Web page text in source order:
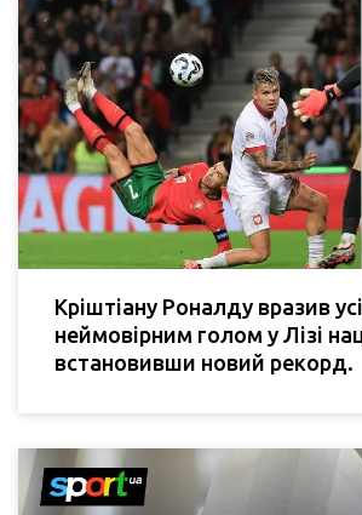
Кріштіану Роналду вразив
неймовірним голом у Лізі
встановивши новий рекорд.